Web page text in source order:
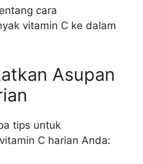
cara
vitamin C ke dalam
Asupan
tips untuk
C harian Anda: